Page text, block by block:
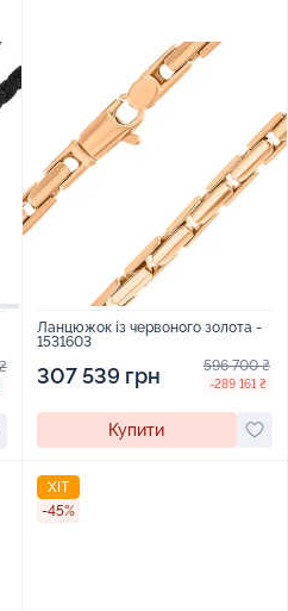
Ланцюжок із червоного золота -
1531603
307 539 грн 596 700 ₴
-289 161 ₴
Купити
ХІТ
-45%